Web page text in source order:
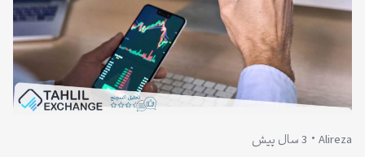
Alireza 3 سال پیش